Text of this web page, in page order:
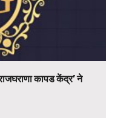
कापड केंद्र’ ने